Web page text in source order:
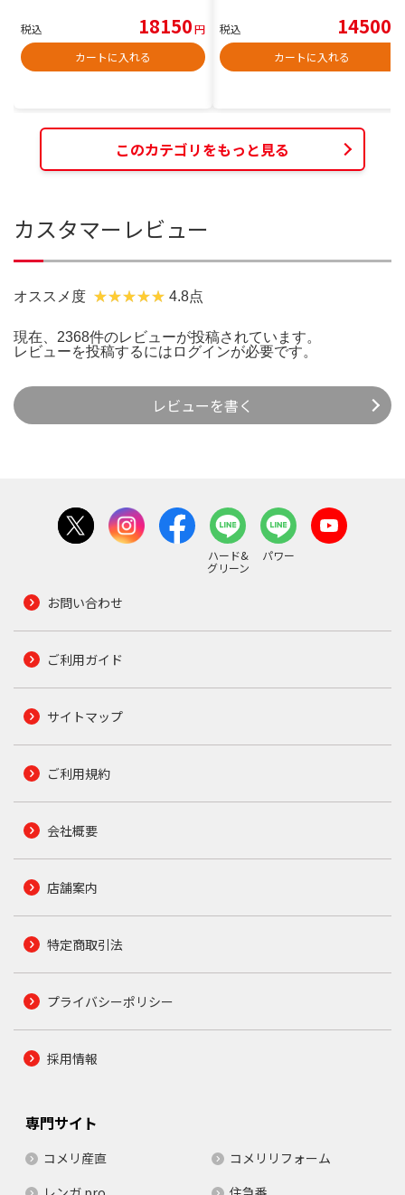
税込 18150円
カートに入れる
税込 14500
カートに入れる
このカテゴリをもっと見る
カスタマーレビュー
オススメ度 4.8点
現在、2368件のレビューが投稿されています。
レビューを投稿するには ログインが必要です。
レビューを書く
ハード&
グリーン
パワー
お問い合わせ
ご利用ガイド
サイトマップ
ご利用規約
会社概要
店舗案内
特定商取引法
プライバシーポリシー
採用情報
専門サイト
コメリ産直
コメリリフォーム